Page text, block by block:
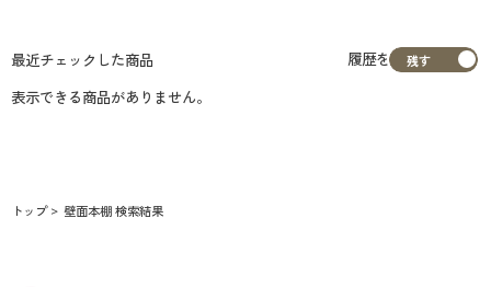
ご利用ガイド
よくある質問とお問い合わせ
最近チェックした商品
履歴を
表示できる商品がありません。
トップ 壁面本棚 検索結果